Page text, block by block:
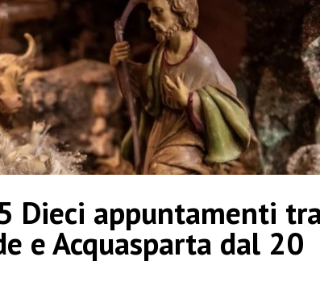
Dieci appuntamenti
e Acquasparta dal 20